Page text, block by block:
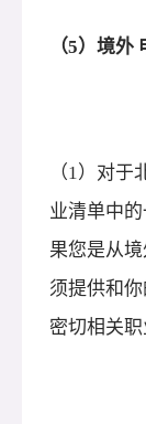
（5）境外
（1）对于
业清单中
果您是从
须提供和
密切相关